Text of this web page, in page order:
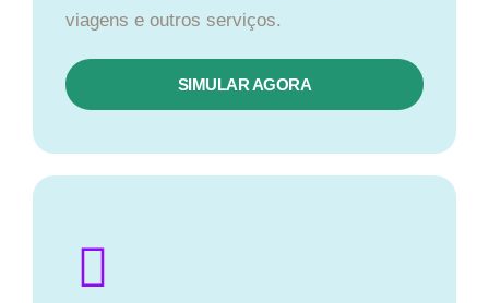
viagens e outros serviços.
SIMULAR AGORA